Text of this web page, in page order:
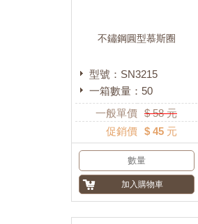
不鏽鋼圓型慕斯圈
型號：SN3215
一箱數量：50
一般單價 $58元
促銷價 $ 45 元